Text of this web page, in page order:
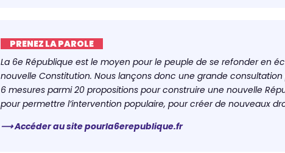
PRENEZ LA PAROLE
La 6e République est le moyen pour le peuple de se refonder en
nouvelle Constitution. Nous lançons donc une grande
6 mesures parmi 20 propositions pour construire une nouvelle
pour permettre l’intervention populaire, pour créer de nouveaux
⟶ Accéder au site pourla6erepublique.fr